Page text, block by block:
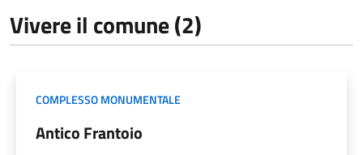
Vivere il comune (2)
COMPLESSO MONUMENTALE
Antico Frantoio